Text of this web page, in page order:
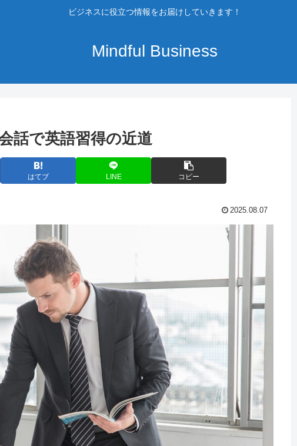
ビジネスに役立つ情報をお届けしていきます！
Mindful Business
話で英語習得の近道
はてブ LINE コピー
2025.08.07